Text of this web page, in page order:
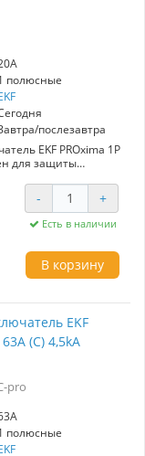
полюсные
послезавтра
EKF PROxima 1P
для защиты
ГОСТ IEC 60898-1,
с
для защиты
усилен заклепками
Удобная рукоятка
состояния
для монтажа на DIN-
20А.
- +
Есть в наличии
В корзину
EKF
(С) 4,5kA
pro
полюсные